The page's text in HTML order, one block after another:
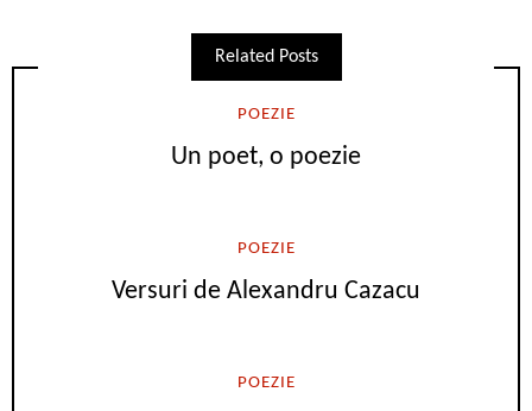
Related Posts
POEZIE
Un poet, o poezie
POEZIE
Versuri de Alexandru Cazacu
POEZIE